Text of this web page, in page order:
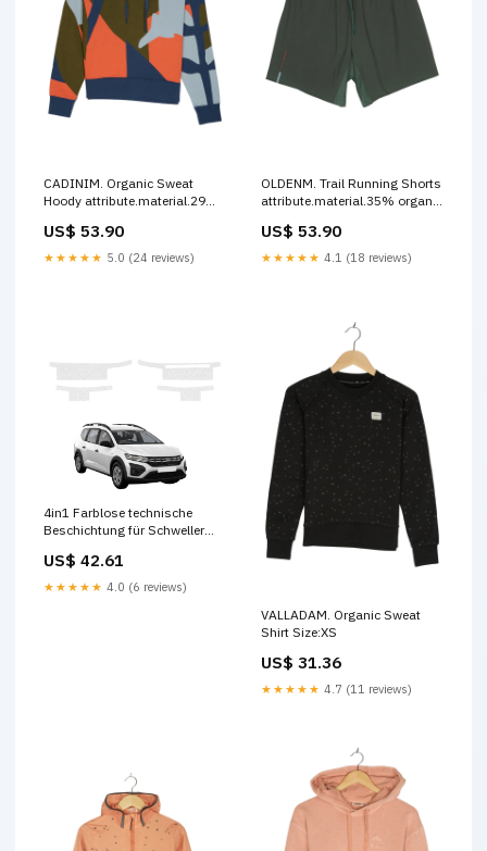
CADINIM. Organic Sweat
Hoody attribute.material.29%
US$ 53.90
★★★★★ 5.0 (24 reviews)
OLDENM. Trail Running Shorts
attribute.material.35% organic
US$ 53.90
★★★★★ 4.1 (18 reviews)
4in1 Farblose technische
Beschichtung für Schweller
(2022-2026) Lancia
US$ 42.61
★★★★★ 4.0 (6 reviews)
VALLADAM. Organic Sweat
Shirt Size:XS
US$ 31.36
★★★★★ 4.7 (11 reviews)